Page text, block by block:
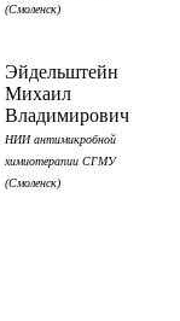
(Смоленск)
Эйдельштейн
Михаил
Владимирович
НИИ антимикробной
химиотерапии СГМУ
(Смоленск)